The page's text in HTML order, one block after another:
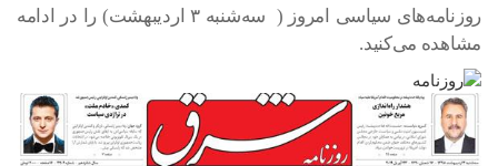
روزنامه‌های سیاسی امروز ( سه‌شنبه ۳ اردیبهشت) را در ادامه
مشاهده می‌کنید.